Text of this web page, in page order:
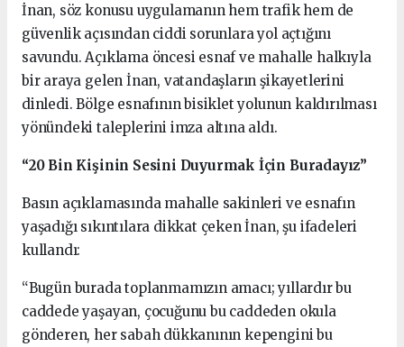
İnan, söz konusu uygulamanın hem trafik hem de
güvenlik açısından ciddi sorunlara yol açtığını
savundu. Açıklama öncesi esnaf ve mahalle halkıyla
bir araya gelen İnan, vatandaşların şikayetlerini
dinledi. Bölge esnafının bisiklet yolunun kaldırılması
yönündeki taleplerini imza altına aldı.
“20 Bin Kişinin Sesini Duyurmak İçin Buradayız”
Basın açıklamasında mahalle sakinleri ve esnafın
yaşadığı sıkıntılara dikkat çeken İnan, şu ifadeleri
kullandı:
“Bugün burada toplanmamızın amacı; yıllardır bu
caddede yaşayan, çocuğunu bu caddeden okula
gönderen, her sabah dükkanının kepengini bu